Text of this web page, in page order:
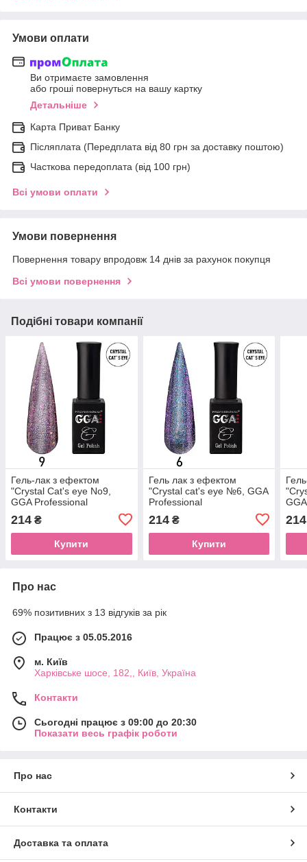
Умови оплати
Ви отримаєте замовлення
або гроші повернуться на вашу картку
Детальніше
Карта Приват Банку
Післяплата (Передплата від 80 грн за доставку поштою)
Часткова передоплата (від 100 грн)
Всі умови оплати
Умови повернення
Повернення товару впродовж 14 днів за рахунок покупця
Всі умови повернення
Подібні товари компанії
Гель-лак з ефектом
"Crystal Cat's eye No9,
GGA Professional
214 ₴
Купити
Гель лак з ефектом
"Crystal cat's eye №6, GGA
Professional
214₴
Купити
214
Про нас
69% позитивних з 13 відгуків за рік
Працює з 05.05.2016
м. Київ
Харківське шосе, 182,, Київ, Україна
Контакти
Сьогодні працює з 09:00 до 20:30
Показати весь графік роботи
Про нас
Контакти
Доставка та оплата